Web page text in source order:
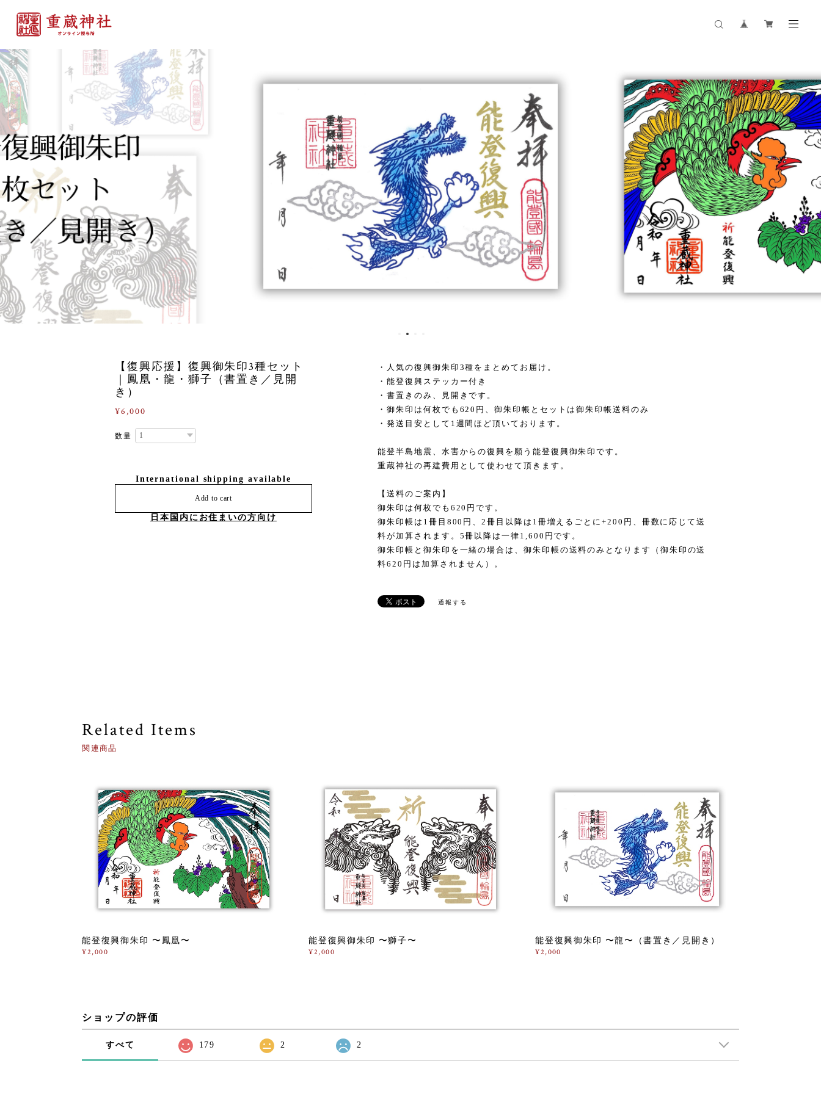
【復興応援】復興御朱印3種セット
｜鳳凰・龍・獅子（書置き／見開
き）
¥6,000
数量
International shipping available
Add to cart
日本国内にお住まいの方向け
・人気の復興御朱印3種をまとめてお届け。
・能登復興ステッカー付き
・書置きのみ、見開きです。
・御朱印は何枚でも620円、御朱印帳とセットは御朱印帳送料のみ
・発送目安として1週間ほど頂いております。
能登半島地震、水害からの復興を願う能登復興御朱印です。
重蔵神社の再建費用として使わせて頂きます。
【送料のご案内】
御朱印は何枚でも620円です。
御朱印帳は1冊目800円、2冊目以降は1冊増えるごとに+200円、冊数に応じて送
料が加算されます。5冊以降は一律1,600円です。
御朱印帳と御朱印を一緒の場合は、御朱印帳の送料のみとなります（御朱印の送
料620円は加算されません）。
通報する
Related Items
関連商品
能登復興御朱印 〜鳳凰〜
¥2,000
能登復興御朱印 〜獅子〜
¥2,000
能登復興御朱印 〜龍〜（書置き／見開き）
¥2,000
ショップの評価
すべて 179 2 2